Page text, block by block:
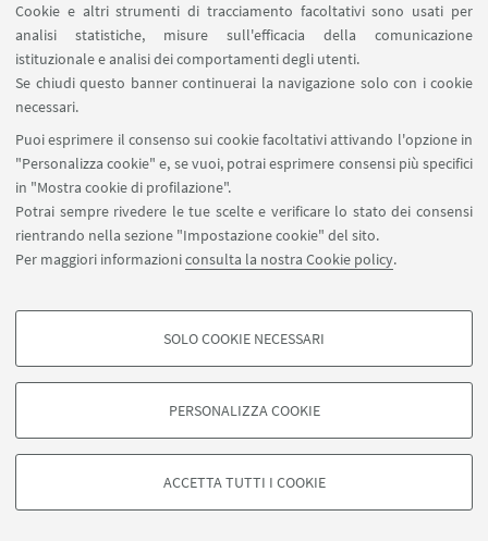
Cookie e altri strumenti di tracciamento facoltativi sono usati per
analisi statistiche, misure sull'efficacia della comunicazione
istituzionale e analisi dei comportamenti degli utenti.
Se chiudi questo banner continuerai la navigazione solo con i cookie
necessari.
Puoi esprimere il consenso sui cookie facoltativi attivando l'opzione in
"Personalizza cookie" e, se vuoi, potrai esprimere consensi più specifici
in "Mostra cookie di profilazione".
Potrai sempre rivedere le tue scelte e verificare lo stato dei consensi
rientrando nella sezione "Impostazione cookie" del sito.
Per maggiori informazioniconsulta la nostra Cookie policy.
COOKIE DI PROFILAZIONE - FACOLTATIVI
degli utenti, creare profili in base al loro comportamento sul sito, per analisi
di marketing.
Google/Youtube Video
SOLO COOKIE NECESSARI
PERSONALIZZA COOKIE
ACCETTA TUTTI I COOKIE
Articolo di Giulia Napolitano su Incronac@ del 13
maggio 2021, disponibile al link
https://incronaca.unibo.it/archivio/2021/05/13/rett
Privacy- Note legali -Impostazioni Cookie